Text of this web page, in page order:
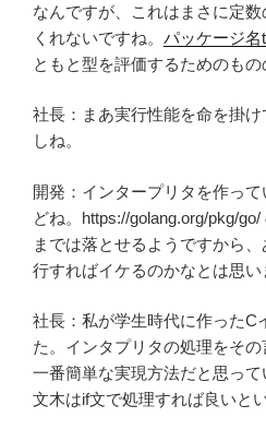
なんですが、これはまさに定
くれないですね。 パッケージ名
ともと型を評価するためのもの
社長：まあ実行性能を命を掛
しね。
開発：インタープリタを作っ
どね。https://golang.org/pkg/go/
までは落とせるようですから
行すればイケるのかなとは思い
社長：私が学生時代に作ったC
た。インタプリタの処理をその
一番簡単な実現方法だと思っ
文木はif文で処理すれば良いと